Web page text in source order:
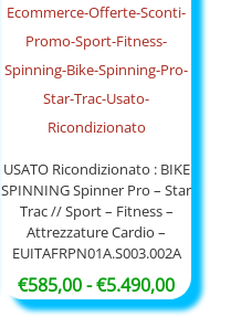
a
USATO Ricondizionato : BIKE
SPINNING Spinner Pro – Star
Trac // Sport – Fitness –
Attrezzature Cardio –
EUITAFRPN01A.S003.002A
€585,00-€5.490,00Fascia
di